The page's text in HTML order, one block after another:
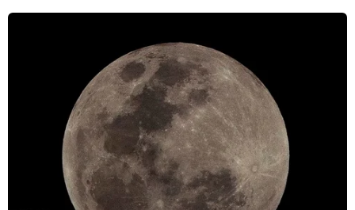
Trung Quốc: Cảnh sát Hong Kong,
Macau triệt phá vụ lừa đảo đầu tư
Fun Coffee
05/08/2026 06:41